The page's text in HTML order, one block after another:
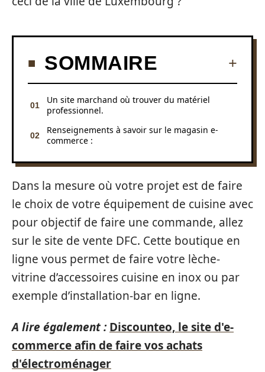
SOMMAIRE
Un site marchand où trouver du matériel
professionnel.
Renseignements à savoir sur le magasin e-
commerce :
Dans la mesure où votre projet est de faire
le choix de votre équipement de cuisine avec
pour objectif de faire une commande, allez
sur le site de vente DFC. Cette boutique en
ligne vous permet de faire votre lèche-
vitrine d’accessoires cuisine en inox ou par
exemple d’installation-bar en ligne.
A lire également : Discounteo, le site d'e-
commerce afin de faire vos achats
d'électroménager